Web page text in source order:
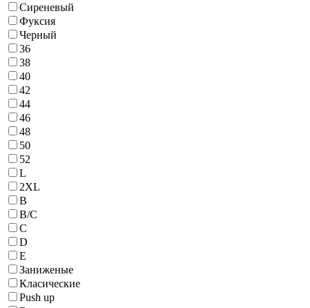
Сиреневый
Фуксия
Черный
36
38
40
42
44
46
48
50
52
L
2XL
B
B/С
C
D
E
Заниженые
Класические
Push up